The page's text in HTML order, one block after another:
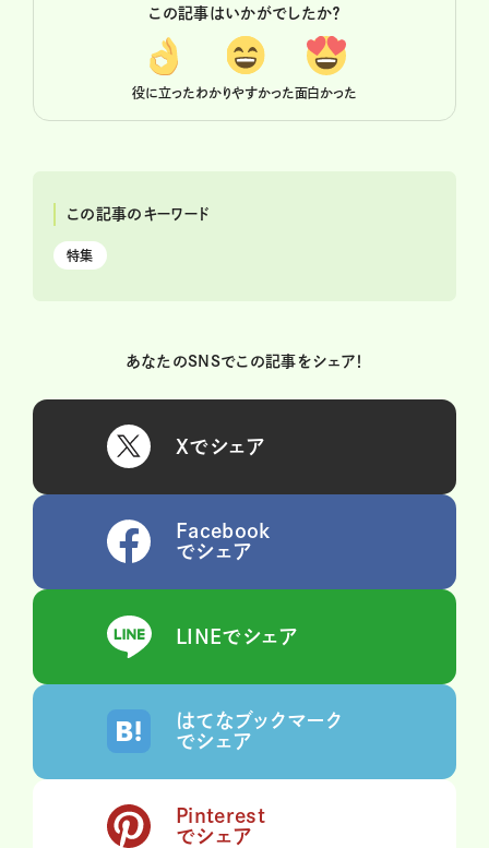
この記事はいかがでしたか？
役に立ったわかりやすかった面白かった
この記事のキーワード
特集
あなたのSNSでこの記事をシェア！
Xでシェア
Facebook
でシェア
LINEでシェア
はてなブックマーク
でシェア
Pinterest
でシェア